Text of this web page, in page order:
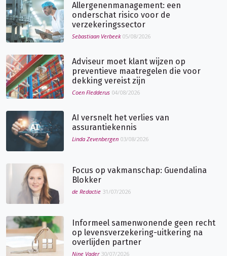
Allergenenmanagement: een
onderschat risico voor de
verzekeringssector
Sebastiaan Verbeek 05/08/2026
Adviseur moet klant wijzen op
preventieve maatregelen die voor
dekking vereist zijn
Coen Fledderus 04/08/2026
AI versnelt het verlies van
assurantiekennis
Linda Zevenbergen 03/08/2026
Focus op vakmanschap: Guendalina
Blokker
de Redactie 31/07/2026
Informeel samenwonende geen recht
op levensverzekering-uitkering na
overlijden partner
Nine Vader 30/07/2026